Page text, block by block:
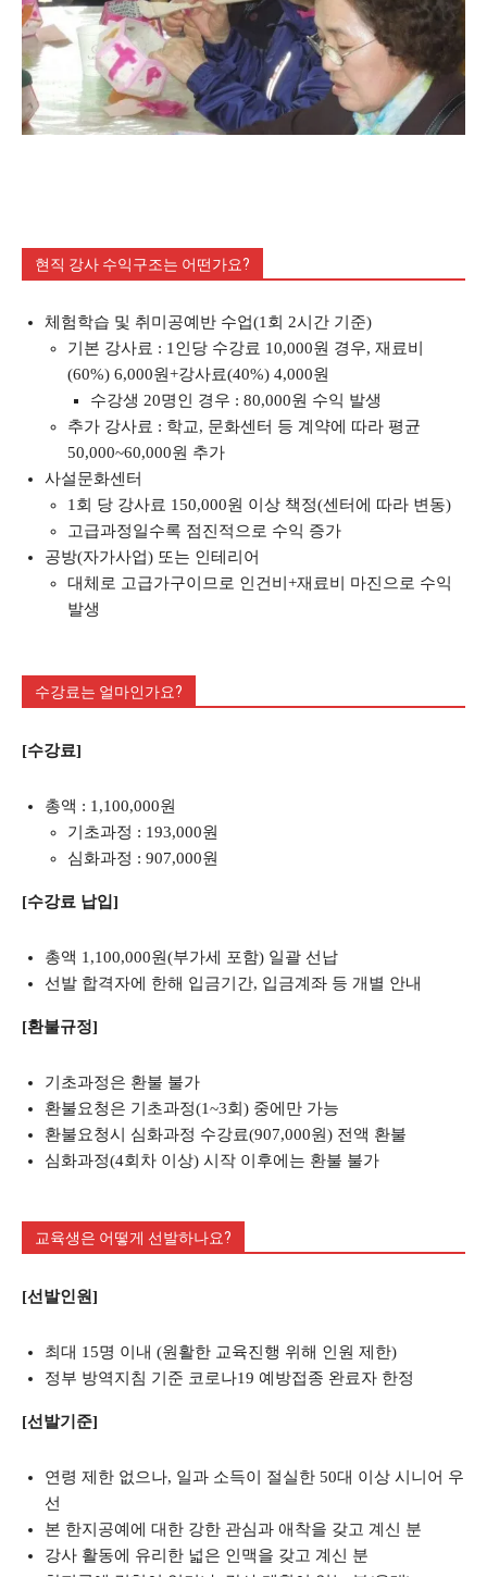
현직 강사 수익구조는 어떤가요?
체험학습 및 취미공예반 수업(1회 2시간 기준)
기본 강사료 : 1인당 수강료 10,000원 경우, 재료비
(60%) 6,000원+강사료(40%) 4,000원
수강생 20명인 경우 : 80,000원 수익 발생
추가 강사료 : 학교, 문화센터 등 계약에 따라 평균
50,000~60,000원 추가
사설문화센터
1회 당 강사료 150,000원 이상 책정(센터에 따라 변동)
고급과정일수록 점진적으로 수익 증가
공방(자가사업) 또는 인테리어
대체로 고급가구이므로 인건비+재료비 마진으로 수익
발생
수강료는 얼마인가요?
[수강료]
총액 : 1,100,000원
기초과정 : 193,000원
심화과정 : 907,000원
[수강료 납입]
총액 1,100,000원(부가세 포함) 일괄 선납
선발 합격자에 한해 입금기간, 입금계좌 등 개별 안내
[환불규정]
기초과정은 환불 불가
환불요청은 기초과정(1~3회) 중에만 가능
환불요청시 심화과정 수강료(907,000원) 전액 환불
심화과정(4회차 이상) 시작 이후에는 환불 불가
교육생은 어떻게 선발하나요?
[선발인원]
최대 15명 이내 (원활한 교육진행 위해 인원 제한)
정부 방역지침 기준 코로나19 예방접종 완료자 한정
[선발기준]
연령 제한 없으나, 일과 소득이 절실한 50대 이상 시니어 우
선
본 한지공예에 대한 강한 관심과 애착을 갖고 계신 분
강사 활동에 유리한 넓은 인맥을 갖고 계신 분